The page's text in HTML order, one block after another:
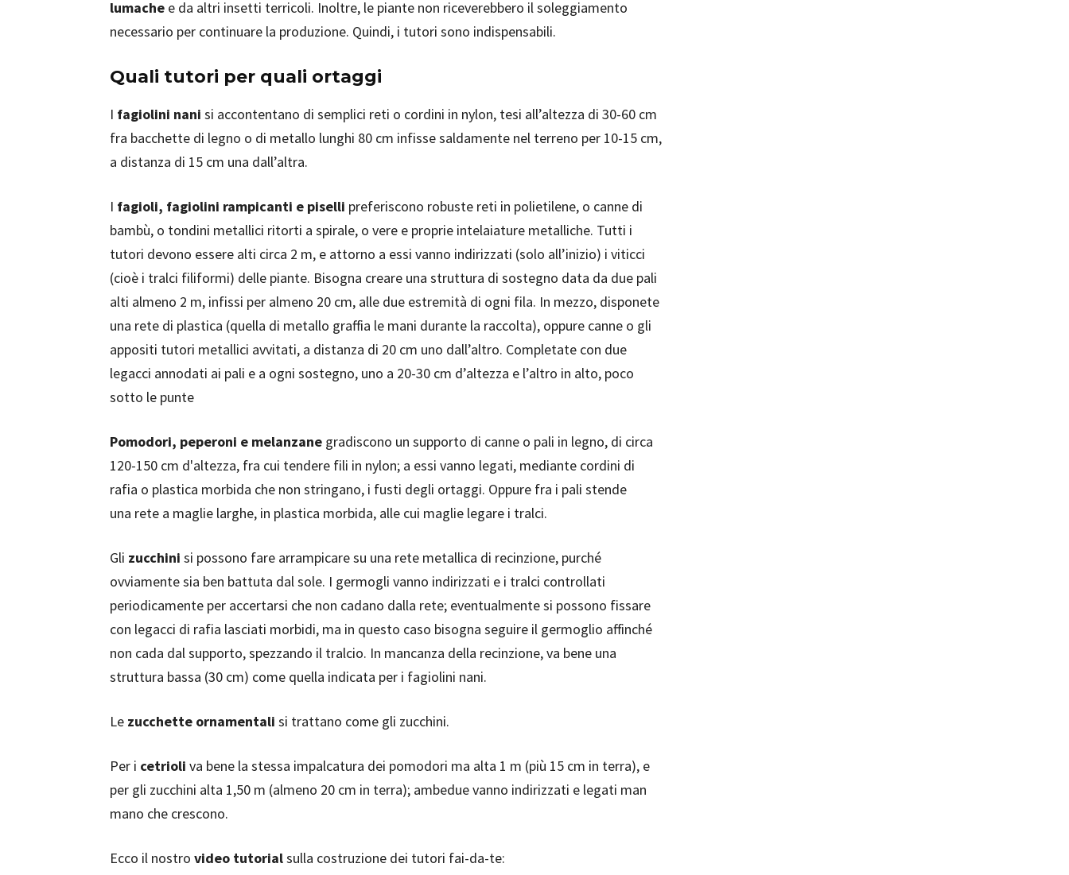
lumache e da altri insetti terricoli. Inoltre, le piante non riceverebbero il soleggiamento
necessario per continuare la produzione. Quindi, i tutori sono indispensabili.
Quali tutori per quali ortaggi
I fagiolini nani si accontentano di semplici reti o cordini in nylon, tesi all’altezza di 30-60 cm
fra bacchette di legno o di metallo lunghi 80 cm infisse saldamente nel terreno per 10-15 cm,
a distanza di 15 cm una dall’altra.
I fagioli, fagiolini rampicanti e piselli preferiscono robuste reti in polietilene, o canne di
bambù, o tondini metallici ritorti a spirale, o vere e proprie intelaiature metalliche. Tutti i
tutori devono essere alti circa 2 m, e attorno a essi vanno indirizzati (solo all’inizio) i viticci
(cioè i tralci filiformi) delle piante. Bisogna creare una struttura di sostegno data da due pali
alti almeno 2 m, infissi per almeno 20 cm, alle due estremità di ogni fila. In mezzo, disponete
una rete di plastica (quella di metallo graffia le mani durante la raccolta), oppure canne o gli
appositi tutori metallici avvitati, a distanza di 20 cm uno dall’altro. Completate con due
legacci annodati ai pali e a ogni sostegno, uno a 20-30 cm d’altezza e l’altro in alto, poco
sotto le punte
Pomodori, peperoni e melanzane gradiscono un supporto di canne o pali in legno, di circa
120-150 cm d'altezza, fra cui tendere fili in nylon; a essi vanno legati, mediante cordini di
rafia o plastica morbida che non stringano, i fusti degli ortaggi. Oppure fra i pali stende
una rete a maglie larghe, in plastica morbida, alle cui maglie legare i tralci.
Gli zucchini si possono fare arrampicare su una rete metallica di recinzione, purché
ovviamente sia ben battuta dal sole. I germogli vanno indirizzati e i tralci controllati
periodicamente per accertarsi che non cadano dalla rete; eventualmente si possono fissare
con legacci di rafia lasciati morbidi, ma in questo caso bisogna seguire il germoglio affinché
non cada dal supporto, spezzando il tralcio. In mancanza della recinzione, va bene una
struttura bassa (30 cm) come quella indicata per i fagiolini nani.
Le zucchette ornamentali si trattano come gli zucchini.
Per i cetrioli va bene la stessa impalcatura dei pomodori ma alta 1 m (più 15 cm in terra), e
per gli zucchini alta 1,50 m (almeno 20 cm in terra); ambedue vanno indirizzati e legati man
mano che crescono.
Ecco il nostro video tutorialsulla costruzione dei tutori fai-da-te: